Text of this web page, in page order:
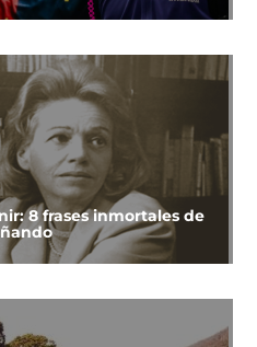
8 frases inmortales de